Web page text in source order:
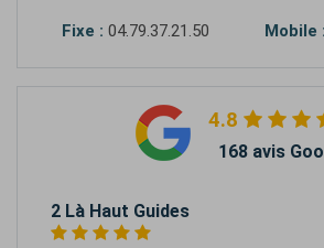
Fixe : 04.79.37.21.50 Mobile :
4.8
168 avis
2 Là Haut Guides